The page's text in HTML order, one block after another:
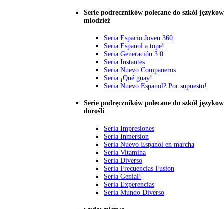
Serie podręczników polecane do szkół
młodzież
Seria Espacio Joven 360
Seria Espanol a tope!
Seria Generación 3.0
Seria Instantes
Seria Nuevo Companeros
Seria ¡Qué guay!
Seria Nuevo Espanol? Por supuesto!
Serie podręczników polecane do szkół
dorośli
Seria Impresiones
Seria Inmersion
Seria Nuevo Espanol en marcha
Seria Vitamina
Seria Diverso
Seria Frecuencias Fusion
Seria Genial!
Seria Experencias
Seria Mundo Diverso